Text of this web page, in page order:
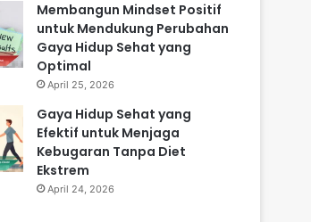
Membangun Mindset Positif
untuk Mendukung Perubahan
Gaya Hidup Sehat yang
Optimal
April 25, 2026
Gaya Hidup Sehat yang
Efektif untuk Menjaga
Kebugaran Tanpa Diet
Ekstrem
April 24, 2026